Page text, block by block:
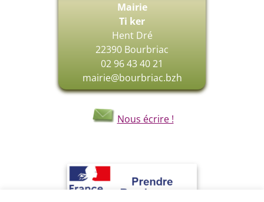
Mairie
Ti ker
Hent Dré
22390 Bourbriac
02 96 43 40 21
mairie@bourbriac.bzh
Nous écrire !